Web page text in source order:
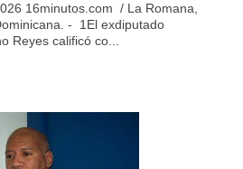
16minutos.com / La Romana,
- 1El exdiputado
Reyes calificó co...